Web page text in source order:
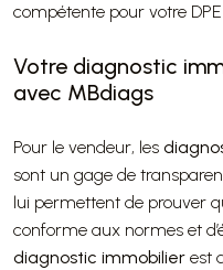
compétente pour votre
Votre diagnostic
avec MBdiags
Pour le vendeur, les
sont un gage de
lui permettent de prouver
conforme aux normes et
diagnostic immobilier est